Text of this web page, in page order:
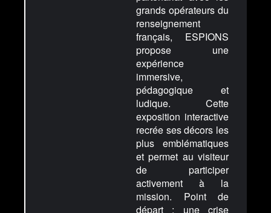
grands opérateurs du
renseignement
français, ESPIONS
propose une
expérience
immersive,
pédagogique et
ludique. Cette
exposition interactive
recrée ses décors les
plus emblématiques
et permet au visiteur
de participer
activement à la
mission. Point de
départ : une crise